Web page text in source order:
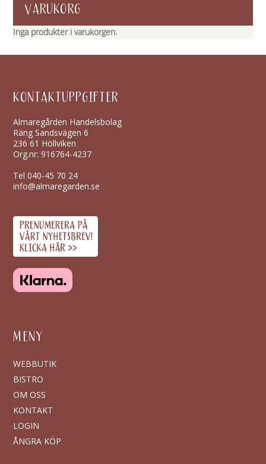
VARUKORG
Inga produkter i varukorgen.
KONTAKTUPPGIFTER
Almaregården Handelsbolag
Räng Sandsvägen 6
236 61 Höllviken
Org.nr: 916764-4237
Tel040-45 70 24
info@almaregarden.se
MENY
WEBBUTIK
BISTRO
OM OSS
KONTAKT
LOGIN
ÅNGRA KÖP